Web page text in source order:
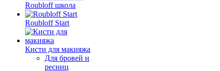
Roubloff школа
Roubloff Start
Кисти для макияжа
Для бровей и
ресниц